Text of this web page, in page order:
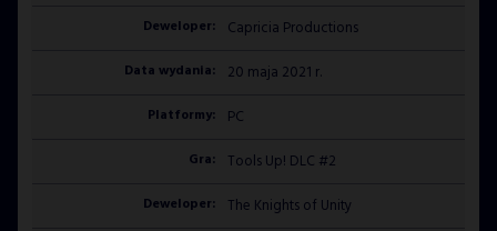
Capricia Productions
20 maja 2021 r.
PC
Tools Up! DLC #2
The Knights of Unity